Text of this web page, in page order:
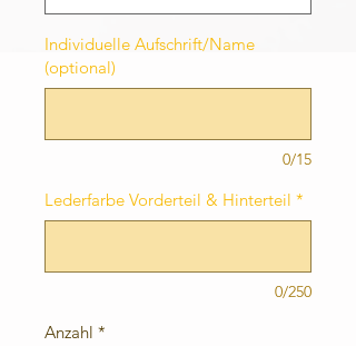
Individuelle Aufschrift/Name
(optional)
0/15
Lederfarbe Vorderteil & Hinterteil *
0/250
Anzahl *